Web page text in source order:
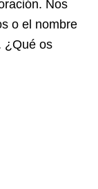
Nos
o el nombre
¿Qué os